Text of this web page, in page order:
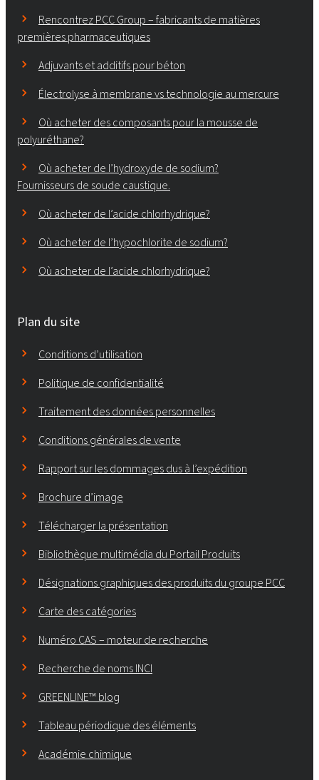
Rencontrez PCC Group – fabricants de matières
premières pharmaceutiques
Adjuvants et additifs pour béton
Électrolyse à membrane vs technologie au mercure
Où acheter des composants pour la mousse de
polyuréthane?
Où acheter de l’hydroxyde de sodium?
Fournisseurs de soude caustique.
Où acheter de l’acide chlorhydrique?
Où acheter de l’hypochlorite de sodium?
Où acheter de l’acide chlorhydrique?
Plan du site
Conditions d’utilisation
Politique de confidentialité
Traitement des données personnelles
Conditions générales de vente
Rapport sur les dommages dus à l’expédition
Brochure d’image
Télécharger la présentation
Bibliothèque multimédia du Portail Produits
Désignations graphiques des produits du groupe PCC
Carte des catégories
Numéro CAS – moteur de recherche
Recherche de noms INCI
GREENLINE™ blog
Tableau périodique des éléments
Académie chimique